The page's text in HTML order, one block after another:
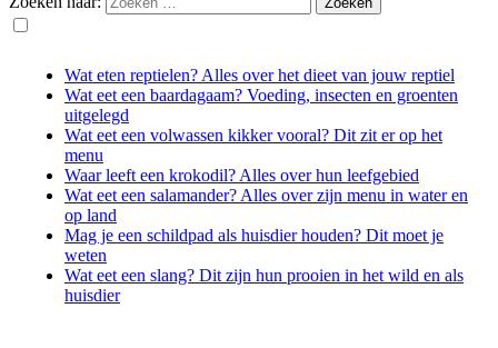
Wat eten reptielen? Alles over het dieet van jouw reptiel
Wat eet een baardagaam? Voeding, insecten en groenten
uitgelegd
Wat eet een volwassen kikker vooral? Dit zit er op het
menu
Waar leeft een krokodil? Alles over hun leefgebied
Wat eet een salamander? Alles over zijn menu in water en
op land
Mag je een schildpad als huisdier houden? Dit moet je
weten
Wat eet een slang? Dit zijn hun prooien in het wild en als
huisdier